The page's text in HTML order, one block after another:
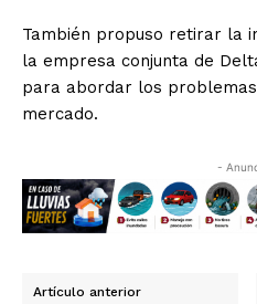
También propuso retirar la
la empresa conjunta de
para abordar los
mercado.
-
Artículo anterior